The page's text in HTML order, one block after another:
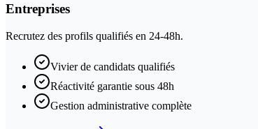
Entreprises
Recrutez des profils qualifiés en 24-48h.
Vivier de candidats qualifiés
Réactivité garantie sous 48h
Gestion administrative complète